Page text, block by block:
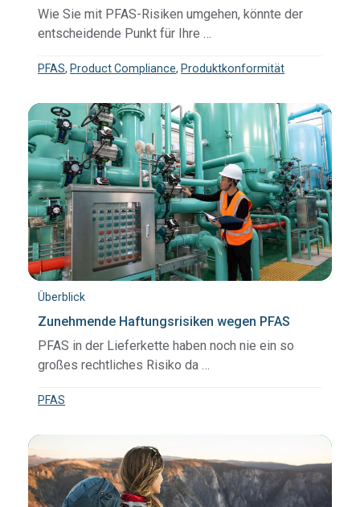
Wie Sie mit PFAS-Risiken umgehen, könnte der
entscheidende Punkt für Ihre …
PFAS, Product Compliance, Produktkonformität
Überblick
Zunehmende Haftungsrisiken wegen PFAS
PFAS in der Lieferkette haben noch nie ein so
großes rechtliches Risiko da …
PFAS